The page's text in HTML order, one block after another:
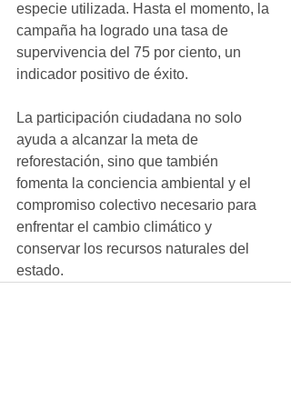
especie utilizada. Hasta el momento, la
campaña ha logrado una tasa de
supervivencia del 75 por ciento, un
indicador positivo de éxito.
La participación ciudadana no solo
ayuda a alcanzar la meta de
reforestación, sino que también
fomenta la conciencia ambiental y el
compromiso colectivo necesario para
enfrentar el cambio climático y
conservar los recursos naturales del
estado.